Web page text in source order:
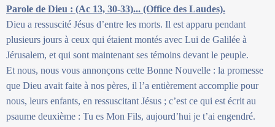
Parole de Dieu : (Ac 13, 30-33)... (Office des Laudes).
Dieu a ressuscité Jésus d’entre les morts. Il est apparu pendant
plusieurs jours à ceux qui étaient montés avec Lui de Galilée à
Jérusalem, et qui sont maintenant ses témoins devant le peuple.
Et nous, nous vous annonçons cette Bonne Nouvelle : la promesse
que Dieu avait faite à nos pères, il l’a entièrement accomplie pour
nous, leurs enfants, en ressuscitant Jésus ; c’est ce qui est écrit au
psaume deuxième : Tu es Mon Fils, aujourd’hui je t’ai engendré.